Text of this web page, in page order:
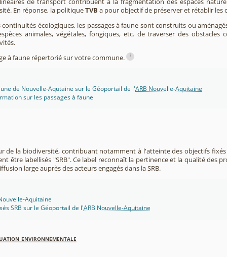
de transport contribuent à la fragmentation des espaces
En réponse, la politiqueTVB a pour objectif de préserver et rétablir les
écologiques, les passages à faune sont construits ou
animales, végétales, fongiques, etc. de traverser des
à faune répertorié sur votre commune.
i
de Nouvelle-Aqutaine sur le Géoportail de l'ARB Nouvelle-Aquitaine
sur les passages à faune
de la biodiversité, contribuant notamment à l'atteinte des objectifs fixés
être labellisés "SRB". Ce label reconnaît la pertinence et la qualité des
large auprès des acteurs engagés dans la SRB.
Aquitaine
SRB sur le Géoportail de l'ARB Nouvelle-Aquitaine
environnementale